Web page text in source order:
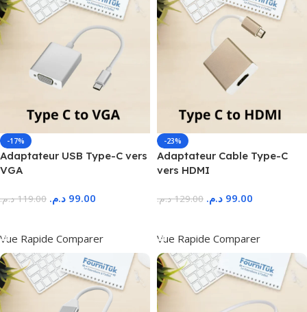
-17%
Adaptateur USB Type-C vers
VGA
119.00 د.م. 99.00 د.م.
Vue Rapide Comparer
-23%
Adaptateur Cable Type-C
vers HDMI
129.00 د.م. 99.00 د.م.
Vue Rapide Comparer